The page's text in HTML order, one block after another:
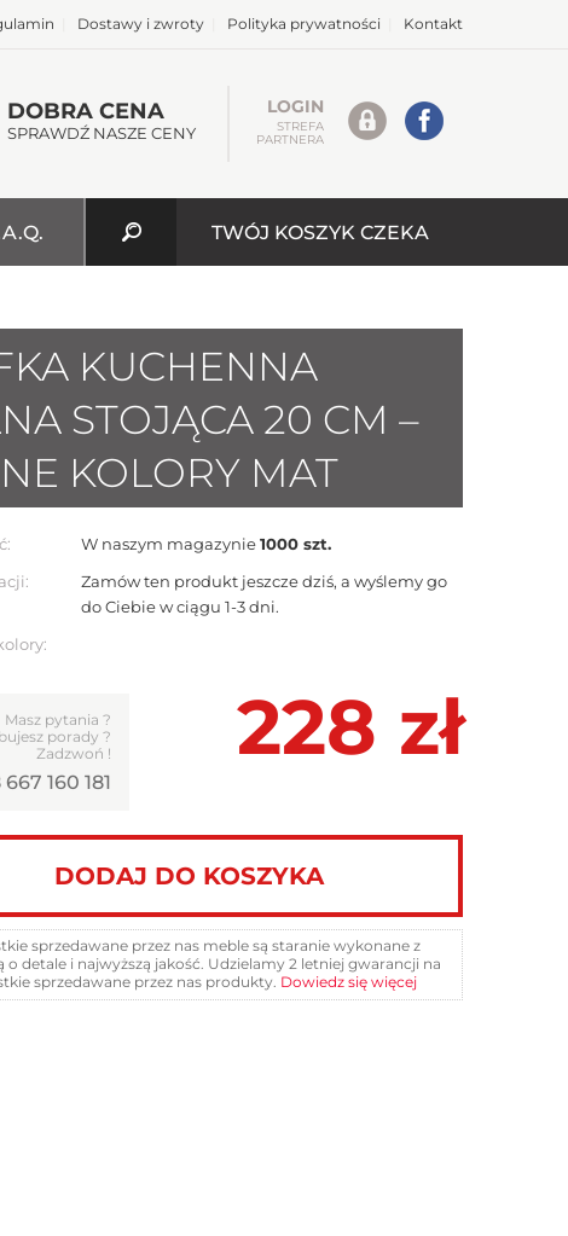
Dostawy i zwroty Polityka prywatności Kontakt
DOBRA CENA
SPRAWDŹ NASZE CENY
LOGIN
STREFA
PARTNERA
TWÓJ KOSZYK CZEKA
KUCHENNA
STOJĄCA 20 CM –
KOLORY MAT
W naszym magazynie 1000 szt.
Zamów ten produkt jeszcze dziś, a wyślemy go
do Ciebie w ciągu 1-3 dni.
Masz pytania ?
porady ?
Zadzwoń !
160 181
228 zł
DODAJ DO KOSZYKA
sprzedawane przez nas meble są staranie wykonane z
o detale i najwyższą jakość. Udzielamy 2 letniej gwarancji na
sprzedawane przez nas produkty. Dowiedz się więcej